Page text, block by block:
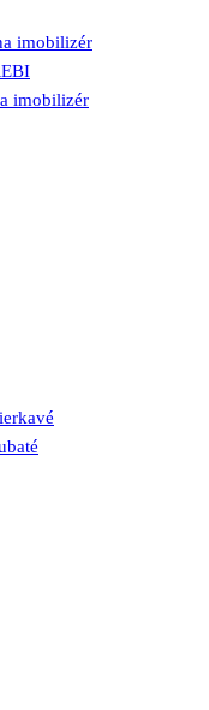
imobilizér
imobilizér